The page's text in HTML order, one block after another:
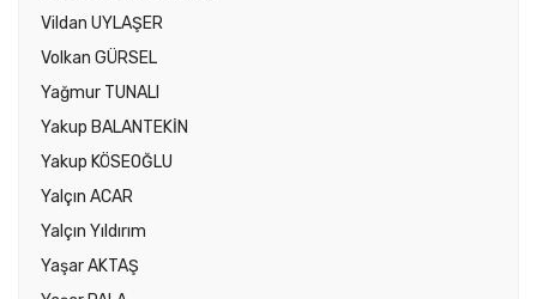
Vildan UYLAŞER
Volkan GÜRSEL
Yağmur TUNALI
Yakup BALANTEKİN
Yakup KÖSEOĞLU
Yalçın ACAR
Yalçın Yıldırım
Yaşar AKTAŞ